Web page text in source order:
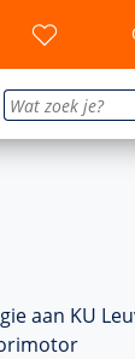
aan KU